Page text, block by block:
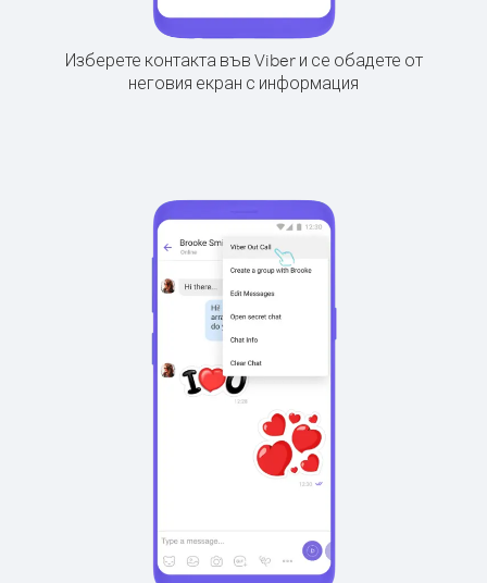
Изберете контакта във Viber и се обадете от
неговия екран с информация